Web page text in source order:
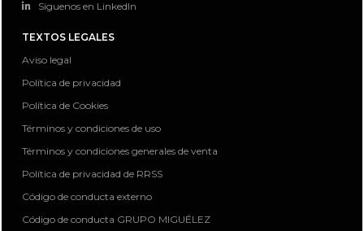
Siguenos en LinkedIn
TEXTOS LEGALES
Aviso legal
Política de privacidad
Política de Cookies
Términos y condiciones de uso
Términos y condiciones generales de venta
Política de privacidad de RRSS
Código de conducta externo
Código de conducta GRUPO MIGUÉLEZ